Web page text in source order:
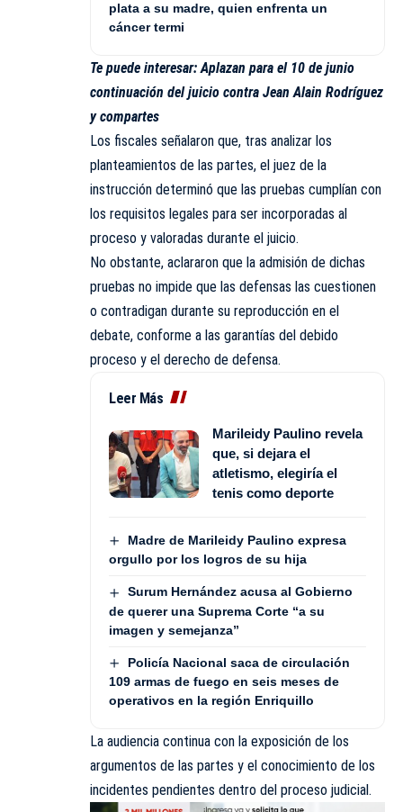
plata a su madre, quien enfrenta un
cáncer termi
Te puede interesar:Aplazan para el 10 de junio
continuación del juicio contra Jean Alain Rodríguez
y compartes
Los fiscales señalaron que, tras analizar los
planteamientos de las partes, el juez de la
instrucción determinó que las pruebas cumplían con
los requisitos legales para ser incorporadas al
proceso y valoradas durante el juicio.
No obstante, aclararon que la admisión de dichas
pruebas no impide que las defensas las cuestionen
o contradigan durante su reproducción en el
debate, conforme a las garantías del debido
proceso y el derecho de defensa.
Leer Más
Marileidy Paulino revela
que, si dejara el
atletismo, elegiría el
tenis como deporte
Madre de Marileidy Paulino expresa
orgullo por los logros de su hija
Surum Hernández acusa al Gobierno
de querer una Suprema Corte “a su
imagen y semejanza”
Policía Nacional saca de circulación
109 armas de fuego en seis meses de
operativos en la región Enriquillo
La audiencia continua con la exposición de los
argumentos de las partes y el conocimiento de los
incidentes pendientes dentro del proceso judicial.